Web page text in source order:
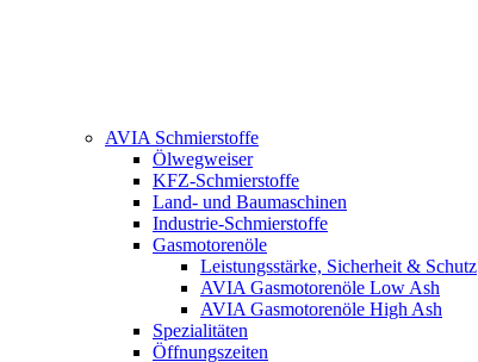
AVIA Schmierstoffe
Ölwegweiser
KFZ-Schmierstoffe
Land- und Baumaschinen
Industrie-Schmierstoffe
Gasmotorenöle
Leistungsstärke, Sicherheit & Schutz
AVIA Gasmotorenöle Low Ash
AVIA Gasmotorenöle High Ash
Spezialitäten
Öffnungszeiten